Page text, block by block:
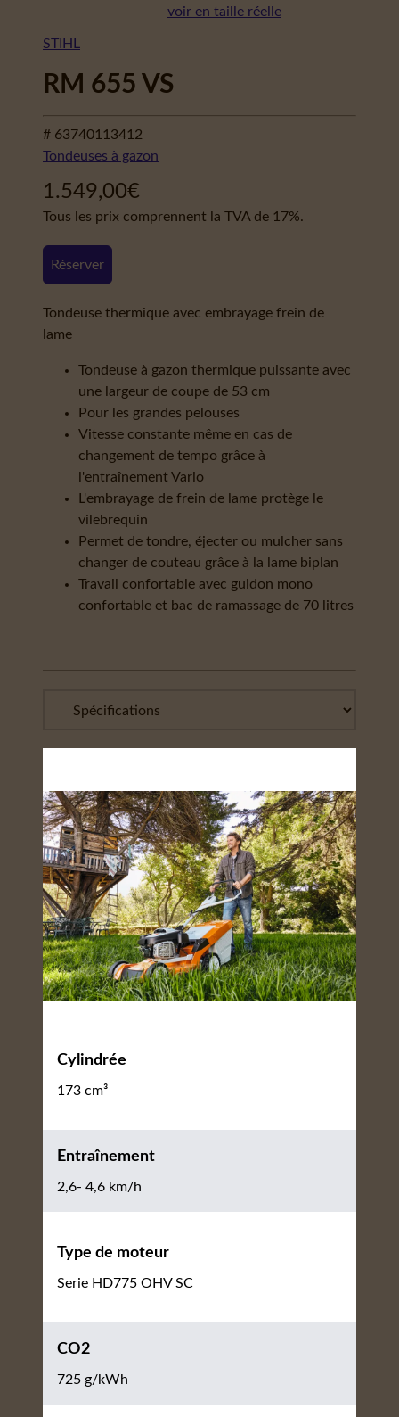
voir en taille réelle
STIHL
RM 655 VS
# 63740113412
Tondeuses à gazon
1.549,00€
Tous les prix comprennent la TVA de 17%.
Réserver
Tondeuse thermique avec embrayage frein de
lame
Tondeuse à gazon thermique puissante avec
une largeur de coupe de 53 cm
Pour les grandes pelouses
Vitesse constante même en cas de
changement de tempo grâce à
l'entraînement Vario
L'embrayage de frein de lame protège le
vilebrequin
Permet de tondre, éjecter ou mulcher sans
changer de couteau grâce à la lame biplan
Travail confortable avec guidon mono
confortable et bac de ramassage de 70 litres
Cylindrée
173 cm³
Entraînement
2,6- 4,6 km/h
Type de moteur
Serie HD775 OHV SC
CO2
725 g/kWh